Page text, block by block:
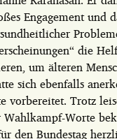
Engagement und
die
um älteren
sich ebenfalls
vorbereitet. Trotz
Worte
den Bundestag